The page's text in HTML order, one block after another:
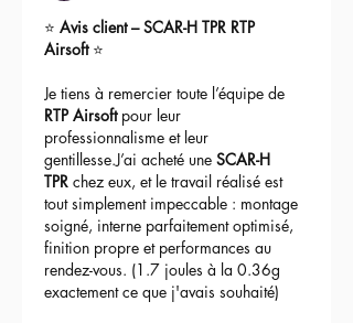
⭐ Avis client – SCAR-H TPR RTP
Airsoft ⭐
Je tiens à remercier toute l’équipe de
RTP Airsoft pour leur
professionnalisme et leur
gentillesse.J’ai acheté une SCAR-H
TPR chez eux, et le travail réalisé est
tout simplement impeccable : montage
soigné, interne parfaitement optimisé,
finition propre et performances au
rendez-vous. (1.7 joules à la 0.36g
exactement ce que j'avais souhaité)